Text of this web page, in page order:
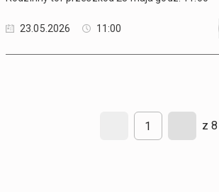
23.05.2026 11:00
z 8